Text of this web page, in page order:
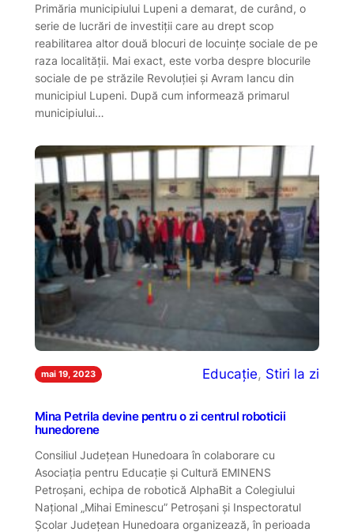
Primăria municipiului Lupeni a demarat, de curând, o
serie de lucrări de investiții care au drept scop
reabilitarea altor două blocuri de locuințe sociale de pe
raza localității. Mai exact, este vorba despre blocurile
sociale de pe străzile Revoluției și Avram Iancu din
municipiul Lupeni. După cum informează primarul
municipiului…
mai 19, 2023 Educație, Stiri la zi
Mina Petrila devine pentru o zi centrul roboticii
hunedorene
Consiliul Județean Hunedoara în colaborare cu
Asociația pentru Educație și Cultură EMINENS
Petroșani, echipa de robotică AlphaBit a Colegiului
Național „Mihai Eminescu” Petroșani și Inspectoratul
Școlar Județean Hunedoara organizează, în perioada